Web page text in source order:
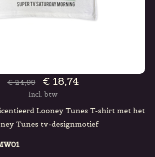
€ 24,99 € 18,74
Incl. btw
Looney Tunes T-shirt met het
Tunes tv-designmotief